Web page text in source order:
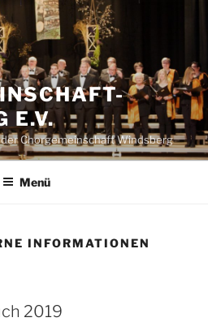
E.V.
Chorgemeinschaft Windsberg
Menü
INFORMATIONEN
2019